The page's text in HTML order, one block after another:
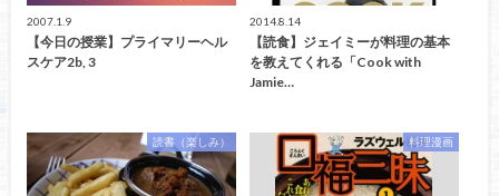
2007.1.9
【今日の授業】プライマリーヘル
スケア2b, 3
2014.8.14
【読食】ジェイミーが料理の基本
を教えてくれる「Cook with
Jamie…
読書（楽しみ） 料理漫画